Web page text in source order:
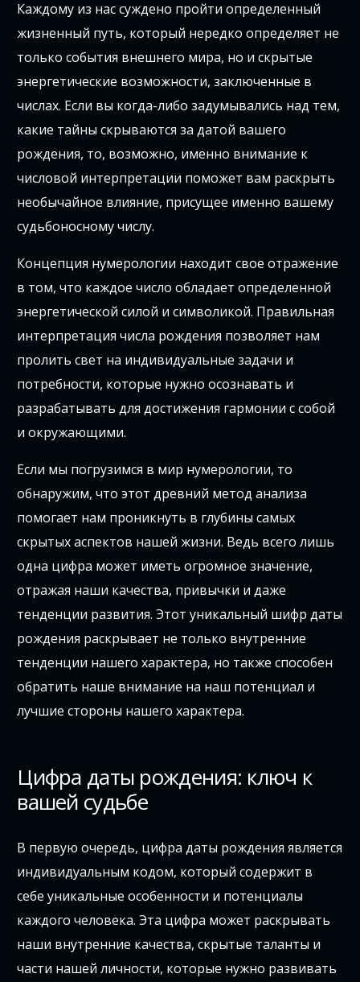
Каждому из нас суждено пройти определенный
жизненный путь, который нередко определяет не
только события внешнего мира, но и скрытые
энергетические возможности, заключенные в
числах. Если вы когда-либо задумывались над тем,
какие тайны скрываются за датой вашего
рождения, то, возможно, именно внимание к
числовой интерпретации поможет вам раскрыть
необычайное влияние, присущее именно вашему
судьбоносному числу.
Концепция нумерологии находит свое отражение
в том, что каждое число обладает определенной
энергетической силой и символикой. Правильная
интерпретация числа рождения позволяет нам
пролить свет на индивидуальные задачи и
потребности, которые нужно осознавать и
разрабатывать для достижения гармонии с собой
и окружающими.
Если мы погрузимся в мир нумерологии, то
обнаружим, что этот древний метод анализа
помогает нам проникнуть в глубины самых
скрытых аспектов нашей жизни. Ведь всего лишь
одна цифра может иметь огромное значение,
отражая наши качества, привычки и даже
тенденции развития. Этот уникальный шифр даты
рождения раскрывает не только внутренние
тенденции нашего характера, но также способен
обратить наше внимание на наш потенциал и
лучшие стороны нашего характера.
Цифра даты рождения: ключ к
вашей судьбе
В первую очередь, цифра даты рождения является
индивидуальным кодом, который содержит в
себе уникальные особенности и потенциалы
каждого человека. Эта цифра может раскрывать
наши внутренние качества, скрытые таланты и
части нашей личности, которые нужно развивать